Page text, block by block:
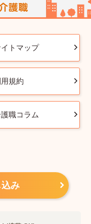
トマップ
規約
職コラム
み